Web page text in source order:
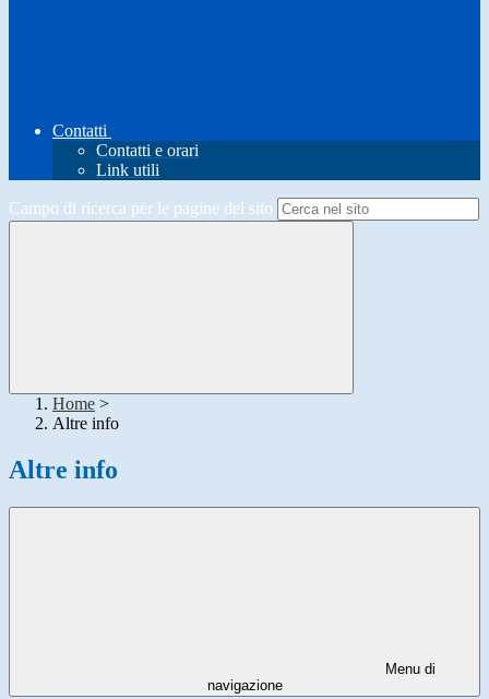
Contatti
Contatti e orari
Link utili
Campo di ricerca per le pagine del sito
Home >
Altre info
Altre info
Menu di
navigazione